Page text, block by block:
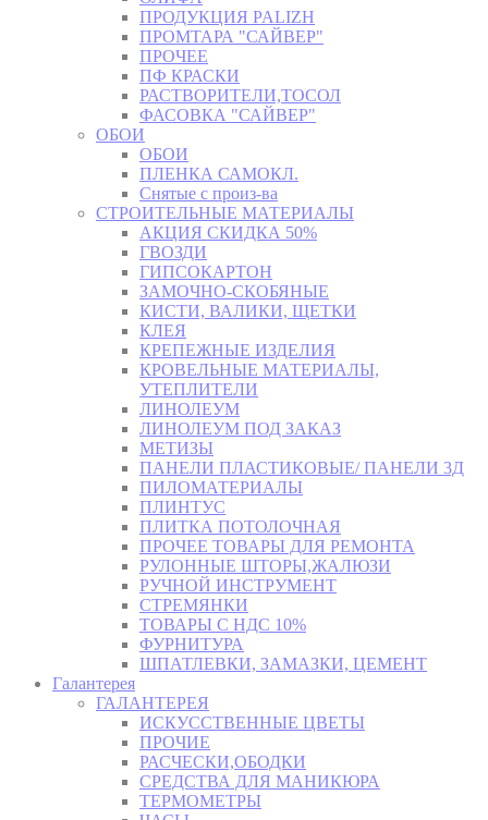
ПРОДУКЦИЯ PALIZH
ПРОМТАРА "САЙВЕР"
ПРОЧЕЕ
ПФ КРАСКИ
РАСТВОРИТЕЛИ,ТОСОЛ
ФАСОВКА "САЙВЕР"
ОБОИ
ОБОИ
ПЛЕНКА САМОКЛ.
Снятые с произ-ва
СТРОИТЕЛЬНЫЕ МАТЕРИАЛЫ
АКЦИЯ СКИДКА 50%
ГВОЗДИ
ГИПСОКАРТОН
ЗАМОЧНО-СКОБЯНЫЕ
КИСТИ, ВАЛИКИ, ЩЕТКИ
КЛЕЯ
КРЕПЕЖНЫЕ ИЗДЕЛИЯ
КРОВЕЛЬНЫЕ МАТЕРИАЛЫ,
УТЕПЛИТЕЛИ
ЛИНОЛЕУМ
ЛИНОЛЕУМ ПОД ЗАКАЗ
МЕТИЗЫ
ПАНЕЛИ ПЛАСТИКОВЫЕ/ ПАНЕЛИ 3Д
ПИЛОМАТЕРИАЛЫ
ПЛИНТУС
ПЛИТКА ПОТОЛОЧНАЯ
ПРОЧЕЕ ТОВАРЫ ДЛЯ РЕМОНТА
РУЛОННЫЕ ШТОРЫ,ЖАЛЮЗИ
РУЧНОЙ ИНСТРУМЕНТ
СТРЕМЯНКИ
ТОВАРЫ С НДС 10%
ФУРНИТУРА
ШПАТЛЕВКИ, ЗАМАЗКИ, ЦЕМЕНТ
Галантерея
ГАЛАНТЕРЕЯ
ИСКУССТВЕННЫЕ ЦВЕТЫ
ПРОЧИЕ
РАСЧЕСКИ,ОБОДКИ
СРЕДСТВА ДЛЯ МАНИКЮРА
ТЕРМОМЕТРЫ